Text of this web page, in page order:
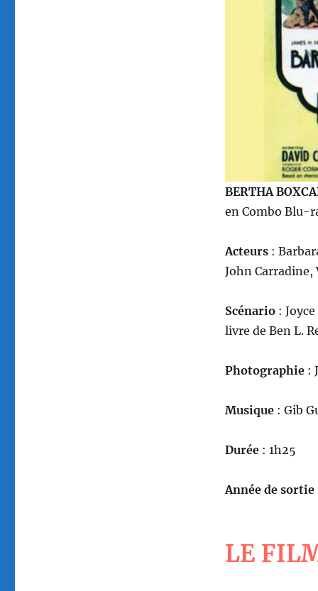
BERTHA
en Combo Blu-
Acteurs:
John
Scénario:
livre de Ben L.
Photographie:
Musique: Gib
Durée: 1h25
Année de sortie
LE